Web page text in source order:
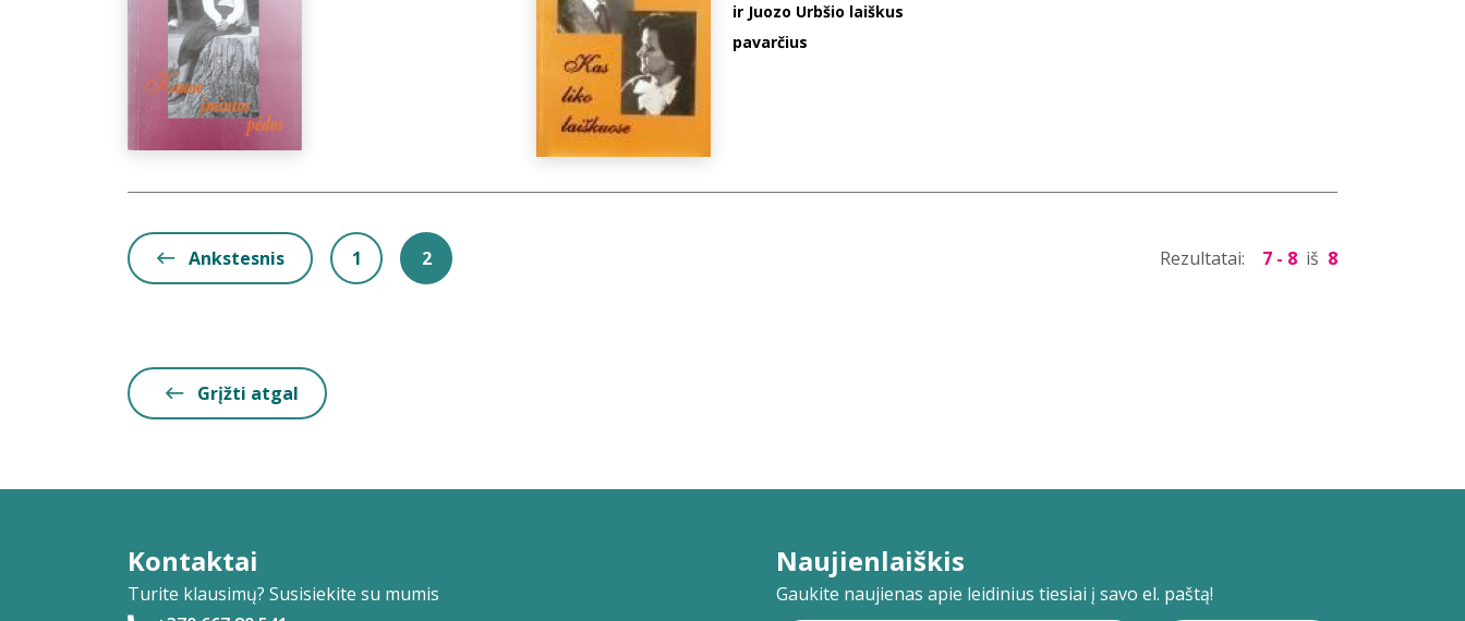
ir Juozo Urbšio laiškus
pavarčius
Ankstesnis 1 2 Rezultatai: 7 - 8 iš 8
Grįžti atgal
Kontaktai
Turite klausimų? Susisiekite su mumis
Naujienlaiškis
Gaukite naujienas apie leidinius tiesiai į savo el. paštą!